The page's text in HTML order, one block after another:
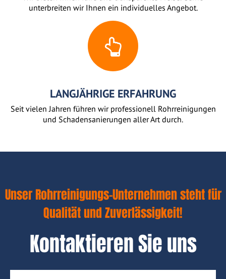
unterbreiten wir Ihnen ein individuelles Angebot.
LANGJÄHRIGE ERFAHRUNG
Seit vielen Jahren führen wir professionell Rohrreinigungen
und Schadensanierungen aller Art durch.
Unser Rohrreinigungs-Unternehmen steht für
Qualität und Zuverlässigkeit!
Kontaktieren Sie uns